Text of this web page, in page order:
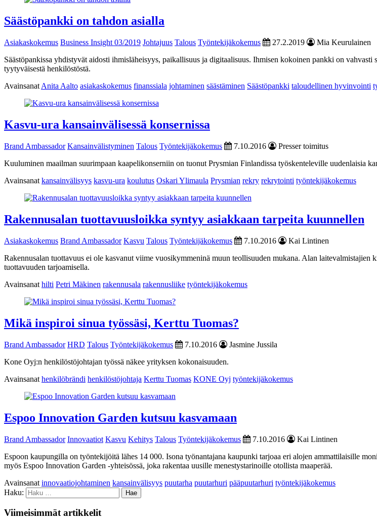
Säästöpankki on tahdon asialla
Asiakaskokemus Business Insight 03/2019 Johtajuus Talous Työntekijäkokemus 27.2.2019
Mia Keurulainen
Säästöpankissa yhdistyvät aidosti ihmisläheisyys, paikallisuus ja digitaalisuus. Ihmisen kokoinen pankki on
tyytyväisestä henkilöstöstä.
Avainsanat Anita Aalto asiakaskokemus finanssiala johtaminen säästäminen Säästöpankki taloudellinen hyvinvointi
Kasvu-ura kansainvälisessä konsernissa
Brand Ambassador Kansainvälistyminen Talous Työntekijäkokemus 7.10.2016
Presser toimitus
Kuuluminen maailman suurimpaan kaapelikonserniin on tuonut Prysmian Finlandissa työskenteleville uudenlaisia
Avainsanat kansainvälisyys kasvu-ura koulutus Oskari Ylimaula Prysmian rekry rekrytointi työntekijäkokemus
Rakennusalan tuottavuusloikka syntyy asiakkaan tarpeita kuunnellen
Asiakaskokemus Brand Ambassador Kasvu Talous Työntekijäkokemus 7.10.2016
Kai Lintinen
Rakennusalan tuottavuus ei ole kasvanut viime vuosikymmeninä muun teollisuuden mukana. Alan
tuottavuuden tarjoamisella.
Avainsanat hilti Petri Mäkinen rakennusala rakennusliike työntekijäkokemus
Mikä inspiroi sinua työssäsi, Kerttu Tuomas?
Brand Ambassador HRD Talous Työntekijäkokemus 7.10.2016
Jasmine Jussila
Kone Oyj:n henkilöstöjohtajan työssä näkee yrityksen kokonaisuuden.
Avainsanat henkilöbrändi henkilöstöjohtaja Kerttu Tuomas KONE Oyj työntekijäkokemus
Espoo Innovation Garden kutsuu kasvamaan
Brand Ambassador Innovaatiot Kasvu Kehitys Talous Työntekijäkokemus 7.10.2016
Kai Lintinen
Espoon kaupungilla on työntekijöitä lähes 14 000. Isona työnantajana kaupunki tarjoaa eri alojen ammattilaisille
myös Espoo Innovation Garden -yhteisössä, joka rakentaa uusille menestystarinoille otollista maaperää.
Avainsanat innovaatiojohtaminen kansainvälisyys puutarha puutarhuri pääpuutarhuri työntekijäkokemus
Haku:
Viimeisimmät artikkelit